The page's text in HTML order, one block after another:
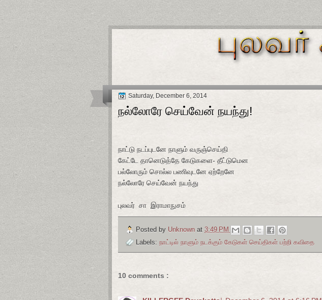
Saturday, December 6, 2014
நல்லோரே செய்வேன் நயந்து!
நாட்டு நடப்புடனே நாளும் வருஞ்செய்தி
கேட்டே தானெடுத்தே கேடுகளை- தீட்டுமென
பல்லோரும் சொல்ல பணிவுடனே ஏற்றேனே
நல்லோரே செய்வேன் நயந்து
புலவர் சா இராமாநுசம்
Posted by Unknown at 3:49 PM
Labels: நாட்டில் நாளும் நடக்கும் கேடுகள் செய்திகள் பற்றி கவிதை
10 comments :